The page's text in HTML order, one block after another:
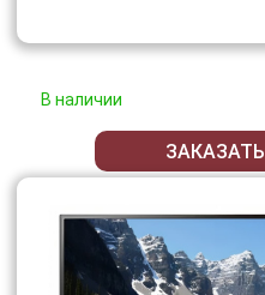
В наличии
ЗАКАЗАТЬ